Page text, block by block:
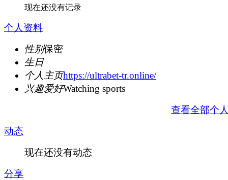
现在还没有记录
个人资料
性别保密
生日
个人主页https://ultrabet-tr.online/
兴趣爱好Watching sports
查看全部个
动态
现在还没有动态
分享